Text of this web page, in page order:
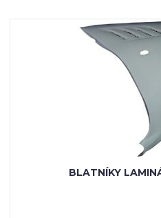
BLATNÍKY